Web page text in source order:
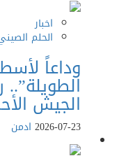
اخبار
الحلم الصيني
وداعاً
الطويلة”..
الجيش الأحمر
2026-07-23ادمن